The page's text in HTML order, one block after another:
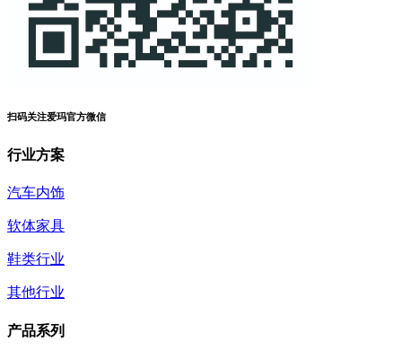
扫码关注爱玛官方微信
行业方案
汽车内饰
软体家具
鞋类行业
其他行业
产品系列